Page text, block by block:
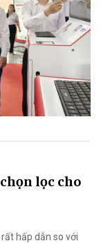
lọc cho
hấp dẫn so với